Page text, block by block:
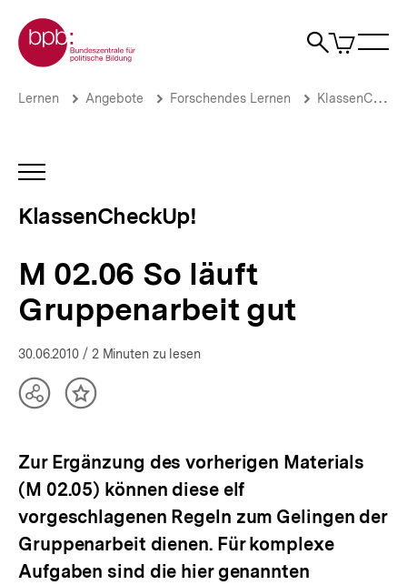
zum
Seiteninhalt
springen
Zur Startseite der bpb
Suche
Artikel
im
Gruppenarbeit
gut
KlassenCheckUp!
Brotkrümelnavigation
Pfadnavigation
Lernen Angebote Forschendes Lernen KlassenCheckUp!
INHALTSNAVIGATION
KlassenCheckUp!
M 02.06 So läuft
Gruppenarbeit gut
30.06.2010 / 2 Minuten zu lesen
TeilenInhalt
Zur Ergänzung des vorherigen Materials
(M 02.05) können diese elf
vorgeschlagenen Regeln zum Gelingen der
Gruppenarbeit dienen. Für komplexe
Aufgaben sind die hier genannten